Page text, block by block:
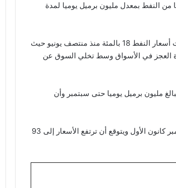
النفط بمعدل مليون برميل يوميا لمدة
وقال محللو بنك جولدمان ساكس في مذكرة يوم 30 يوليو تموز “ارتفعت أسعار النفط 18 بالمئة منذ منتصف يونيو حيث
العجز في الأسواق وسط تخلي السوق عن
مليون برميل يوميا حتى سبتمبر وأن
وحافظ البنك على توقعاته لخام برنت عند 86 دولارا للبرميل لشهر ديسمبر كانون الأول ويتوقع أن ترتفع الأسعار إلى 93